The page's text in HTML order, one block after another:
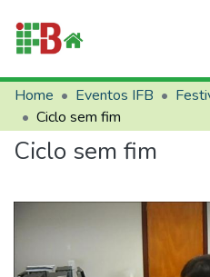
Communities & Collections
All of RIIFB
Manuals and Terms
About RIIFB
Contacts
Home Eventos IFB
Ciclo sem fim
Ciclo sem fim